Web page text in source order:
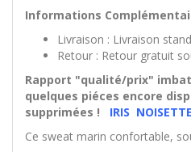
Informations
Livraison : Livraison
Retour : Retour gratuit
Rapport "qualité/prix"
quelques piéces encore
supprimées !
IRIS NOISETTE
Ce sweat marin confortable,